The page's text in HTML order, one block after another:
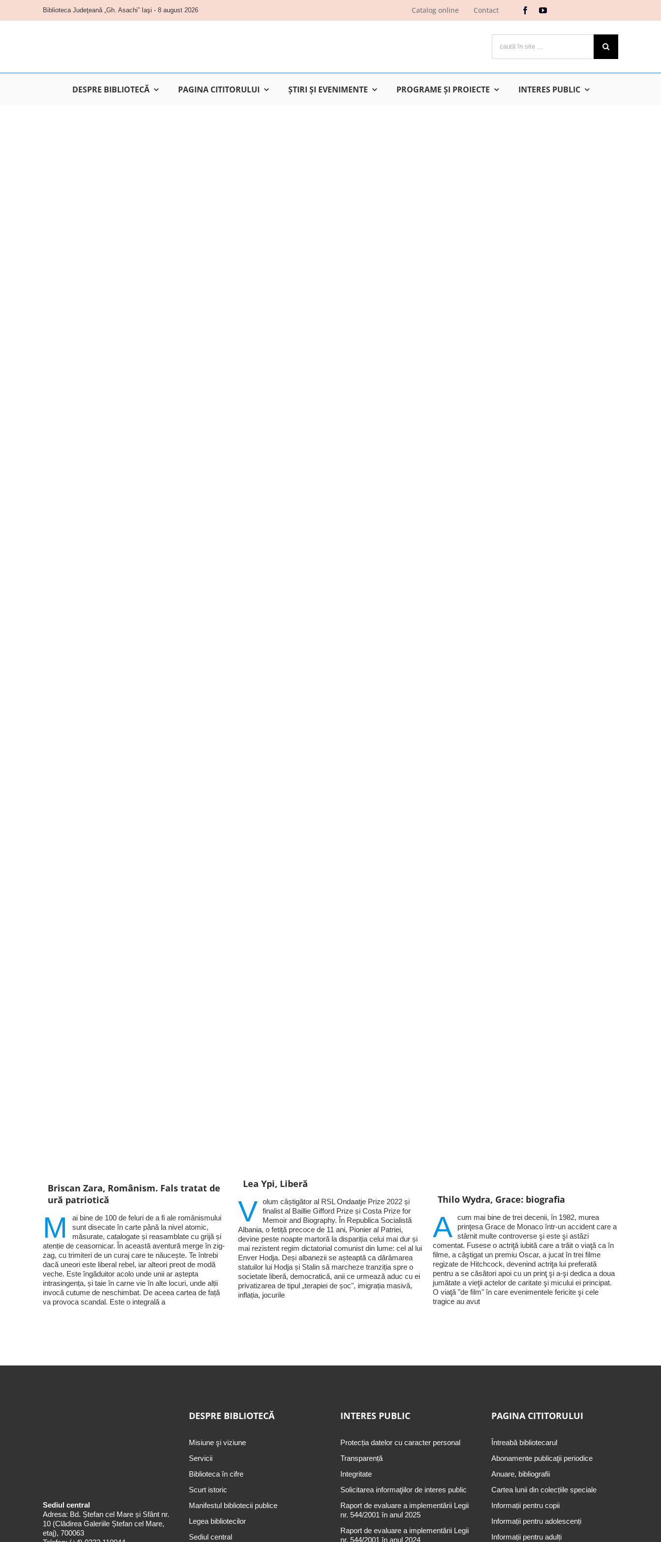
content
Biblioteca Judeţeană „Gh. Asachi” Iaşi - 8 august 2026 Catalog online Contact
DESPRE BIBLIOTECĂ PAGINA CITITORULUI ŞTIRI ŞI EVENIMENTE PROGRAME ŞI PROIECTE INTERES PUBLIC
Briscan Zara, Românism. Fals tratat de
ură patriotică
M
ai bine de 100 de feluri de a fi ale românismului
sunt disecate în carte până la nivel atomic,
măsurate, catalogate și reasamblate cu grijă și
atenție de ceasornicar. În această aventură merge în zig-
zag, cu trimiteri de un curaj care te năucește. Te întrebi
dacă uneori este liberal rebel, iar alteori preot de modă
veche. Este îngăduitor acolo unde unii ar aștepta
intrasingența, și taie în carne vie în alte locuri, unde alții
invocă cutume de neschimbat. De aceea cartea de față
va provoca scandal. Este o integrală a
Lea Ypi, Liberă
V
olum câștigător al RSL Ondaatje Prize 2022 și
finalist al Baillie Gifford Prize și Costa Prize for
Memoir and Biography. În Republica Socialistă
Albania, o fetiță precoce de 11 ani, Pionier al Patriei,
devine peste noapte martoră la dispariția celui mai dur și
mai rezistent regim dictatorial comunist din lume: cel al lui
Enver Hodja. Deși albanezii se așteaptă ca dărâmarea
statuilor lui Hodja și Stalin să marcheze tranziția spre o
societate liberă, democratică, anii ce urmează aduc cu ei
privatizarea de tipul „terapiei de șoc", imigrația masivă,
inflația, jocurile
Thilo Wydra, Grace: biografia
A
cum mai bine de trei decenii, în 1982, murea
prinţesa Grace de Monaco într-un accident care a
stârnit multe controverse şi este şi astăzi
comentat. Fusese o actriţă iubită care a trăit o viaţă ca în
filme, a câştigat un premiu Oscar, a jucat în trei filme
regizate de Hitchcock, devenind actriţa lui preferată
pentru a se căsători apoi cu un prinţ şi a-şi dedica a doua
jumătate a vieţii actelor de caritate şi micului ei principat.
O viaţă "de film" în care evenimentele fericite şi cele
tragice au avut
Sediul central
Adresa: Bd. Ștefan cel Mare și Sfânt nr.
10 (Clădirea Galeriile Ștefan cel Mare,
etaj), 700063
DESPRE BIBLIOTECĂ
Misiune şi viziune
Servicii
Biblioteca în cifre
Scurt istoric
Manifestul bibliotecii publice
Legea bibliotecilor
Sediul central
INTERES PUBLIC
Protecția datelor cu caracter personal
Transparență
Integritate
Solicitarea informaţiilor de interes public
Raport de evaluare a implementării Legii
nr. 544/2001 în anul 2025
Raport de evaluare a implementării Legii
nr. 544/2001 în anul 2024
PAGINA CITITORULUI
Întreabă bibliotecarul
Abonamente publicaţii periodice
Anuare, bibliografii
Cartea lunii din colecțiile speciale
Informații pentru copii
Informații pentru adolescenți
Informații pentru adulți